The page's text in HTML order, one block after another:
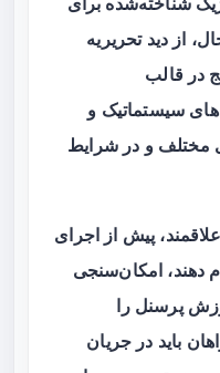
در قالب
سیستماتیک و
مختلف و در شرایط
پیش از اجرای
دهند، امکان‌سنجی
پرسنل را
باید در جریان